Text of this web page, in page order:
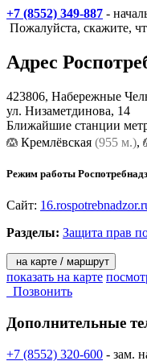
ФБУЗ «Центр гигиены и
инструментальные
В состав Управления
(Татарстан).
Основными задачами
- организация и
+7 (8552) 349-887 -
Пожалуйста, скажите,
Адрес
423806, Набережные
ул. Низаметдинова, 14
Ближайшие станции
Кремлёвская (955 м.),
Режим работы
Сайт:
Разделы: Защита прав
на карте / маршрут
показать на карте
Позвонить
Дополнительные
+7 (8552) 320-600 - зам.